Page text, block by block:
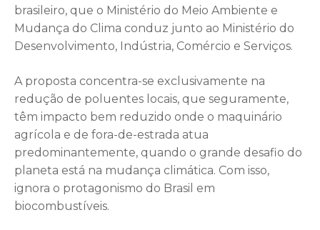
brasileiro, que o Ministério do Meio Ambiente e
Mudança do Clima conduz junto ao Ministério do
Desenvolvimento, Indústria, Comércio e Serviços.
A proposta concentra-se exclusivamente na
redução de poluentes locais, que seguramente,
têm impacto bem reduzido onde o maquinário
agrícola e de fora-de-estrada atua
predominantemente, quando o grande desafio do
planeta está na mudança climática. Com isso,
ignora o protagonismo do Brasil em
biocombustíveis.